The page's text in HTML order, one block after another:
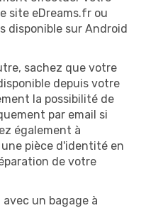
site eDreams.fr ou
disponible sur Android
sachez que votre
depuis votre
la possibilité de
par email si
également à
pièce d'identité en
de votre
un bagage à